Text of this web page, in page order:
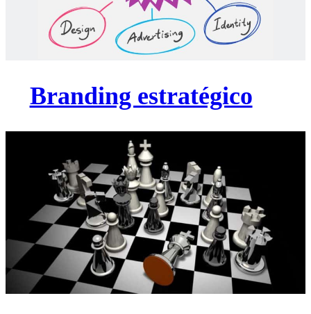
Branding estratégico